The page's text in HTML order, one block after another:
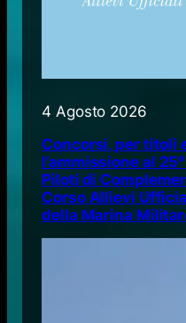
4 Agosto 2026
Concorsi, per titoli
l’ammissione al
Piloti di
Corso Allievi
della Marina